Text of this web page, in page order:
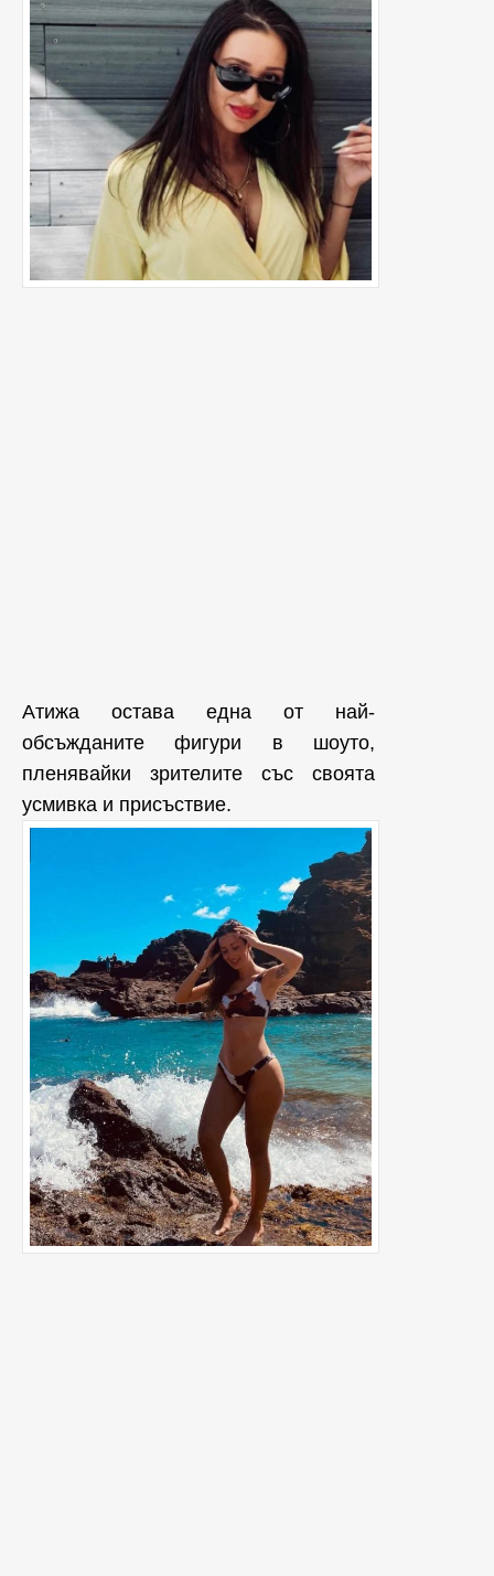
Атижа остава една от най-
обсъжданите фигури в шоуто,
пленявайки зрителите със своята
усмивка и присъствие.